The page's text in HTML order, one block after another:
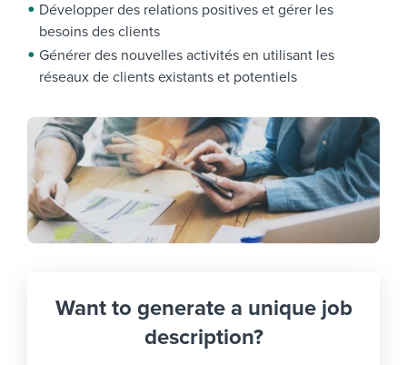
Développer des relations positives et gérer les
besoins des clients
Générer des nouvelles activités en utilisant les
réseaux de clients existants et potentiels
Want to generate a unique job
description?